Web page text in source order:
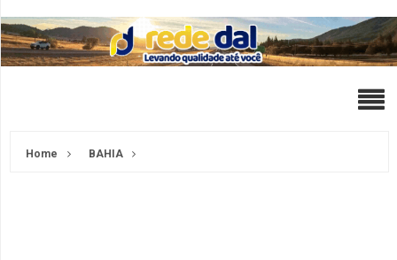
Home BAHIA